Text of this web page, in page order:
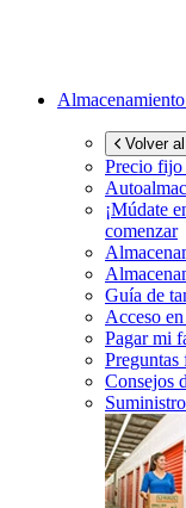
Almacenamiento
Volver
Precio fijo
¡Múdate
comenzar
Guía de
Acceso
Pagar mi
Preguntas
Consejos